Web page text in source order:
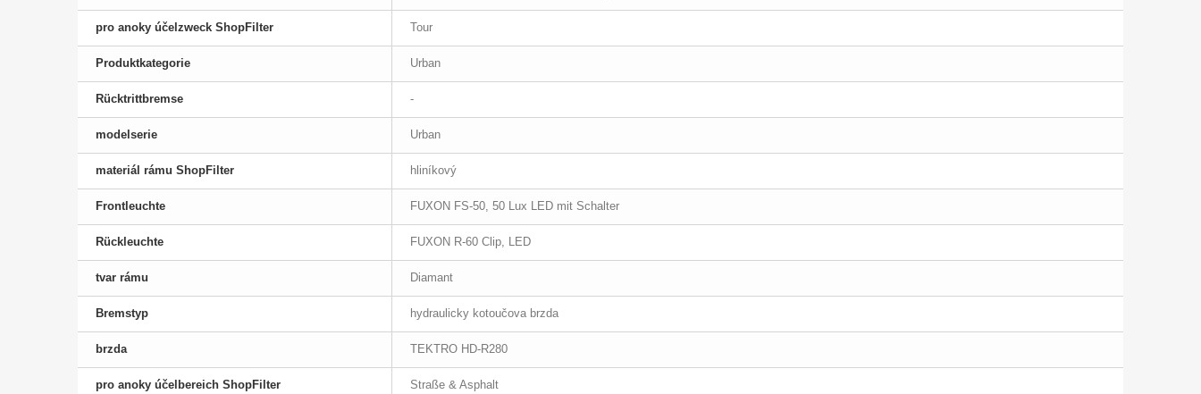
pro anoky účelzweck ShopFilter Tour
Produktkategorie Urban
Rücktrittbremse -
modelserie Urban
materiál rámu ShopFilter hliníkový
Frontleuchte FUXON FS-50, 50 Lux LED mit Schalter
Rückleuchte FUXON R-60 Clip, LED
tvar rámu Diamant
Bremstyp hydraulicky kotoučova brzda
brzda TEKTRO HD-R280
pro anoky účelbereich ShopFilter Straße & Asphalt